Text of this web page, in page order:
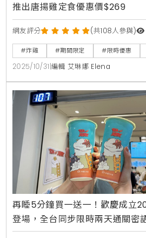
推出唐揚雞定食優惠價$269
網友評分 (共108人參與)
#炸雞 #期間限定 #限時優惠
2025/10/31 編輯 艾琳娜 Elena
再睡5分鐘買一送一！歡慶成立
登場，全台同步限時兩天通關密